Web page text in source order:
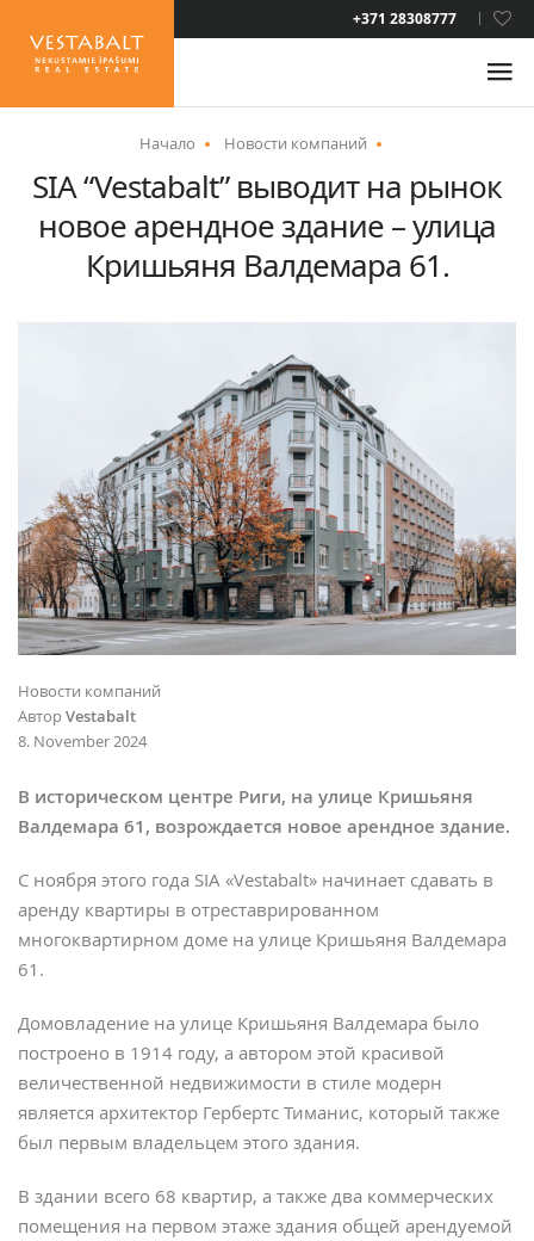
+371 28308777
LAT
ENG
О НАС
ВИД НА ЖИТЕЛЬСТВО
КОНТАКТЫ
Начало Новости компаний
SIA “Vestabalt” выводит на рынок
новое арендное здание – улица
Кришьяня Валдемара 61.
Новости компаний
АвторVestabalt
8. November 2024
В историческом центре Риги, на улице Кришьяня
Валдемара 61, возрождается новое арендное здание.
С ноября этого года SIA «Vestabalt» начинает сдавать в
аренду квартиры в отреставрированном
многоквартирном доме на улице Кришьяня Валдемара
61.
Домовладение на улице Кришьяня Валдемара было
построено в 1914 году, а автором этой красивой
величественной недвижимости в стиле модерн
является архитектор Гербертс Тиманис, который также
был первым владельцем этого здания.
В здании всего 68 квартир, а также два коммерческих
помещения на первом этаже здания общей арендуемой